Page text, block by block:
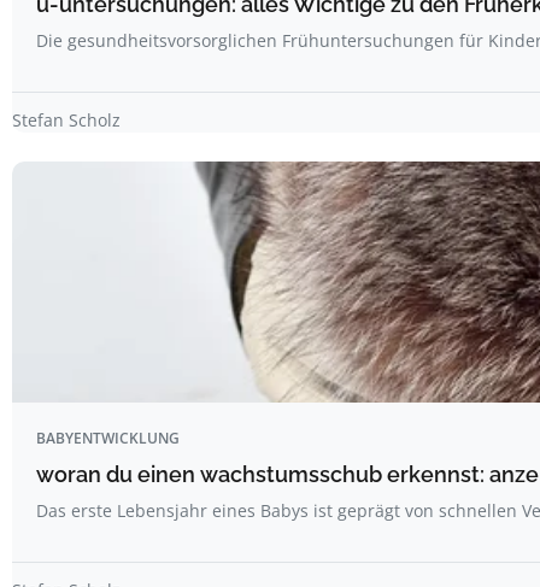
Die gesundheitsvorsorglichen Frühuntersuchungen für
Stefan Scholz
BABYENTWICKLUNG
woran du einen wachstumsschub erkennst:
Das erste Lebensjahr eines Babys ist geprägt von schnellen